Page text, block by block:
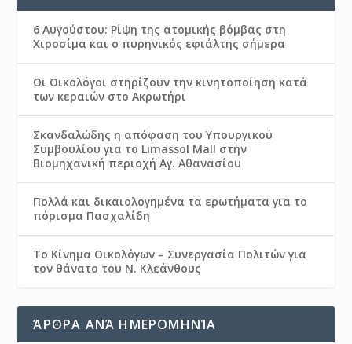
6 Αυγούστου: Ρίψη της ατομικής βόμβας στη
Χιροσίμα και ο πυρηνικός εφιάλτης σήμερα
Οι Οικολόγοι στηρίζουν την κινητοποίηση κατά
των κεραιών στο Ακρωτήρι
Σκανδαλώδης η απόφαση του Υπουργικού
Συμβουλίου για το Limassol Mall στην
Βιομηχανική περιοχή Αγ. Αθανασίου
Πολλά και δικαιολογημένα τα ερωτήματα για το
πόρισμα Πασχαλίδη
Το Κίνημα Οικολόγων – Συνεργασία Πολιτών για
τον θάνατο του Ν. Κλεάνθους
ΆΡΘΡΑ ΑΝΆ ΗΜΕΡΟΜΗΝΊΑ